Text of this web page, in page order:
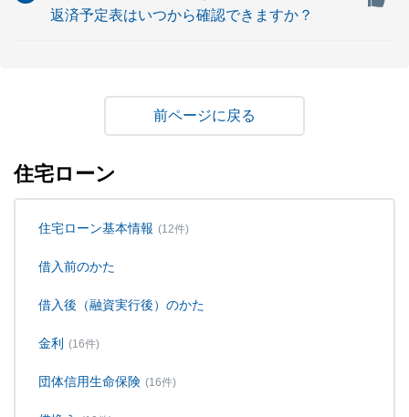
返済予定表はいつから確認できますか？
戻る
住宅ローン
住宅ローン基本情報 (12件)
借入前のかた
借入後（融資実行後）のかた
金利 (16件)
団体信用生命保険 (16件)